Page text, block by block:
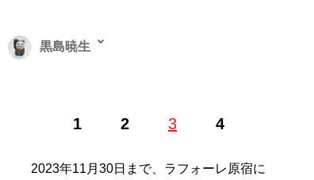
1 2 3 4
黒島暁生
ィに寄り添い、活字化することをライフワークとする。
中。Twitter：@kuroshimaaki
2023年11月30日まで、ラフォーレ原宿に